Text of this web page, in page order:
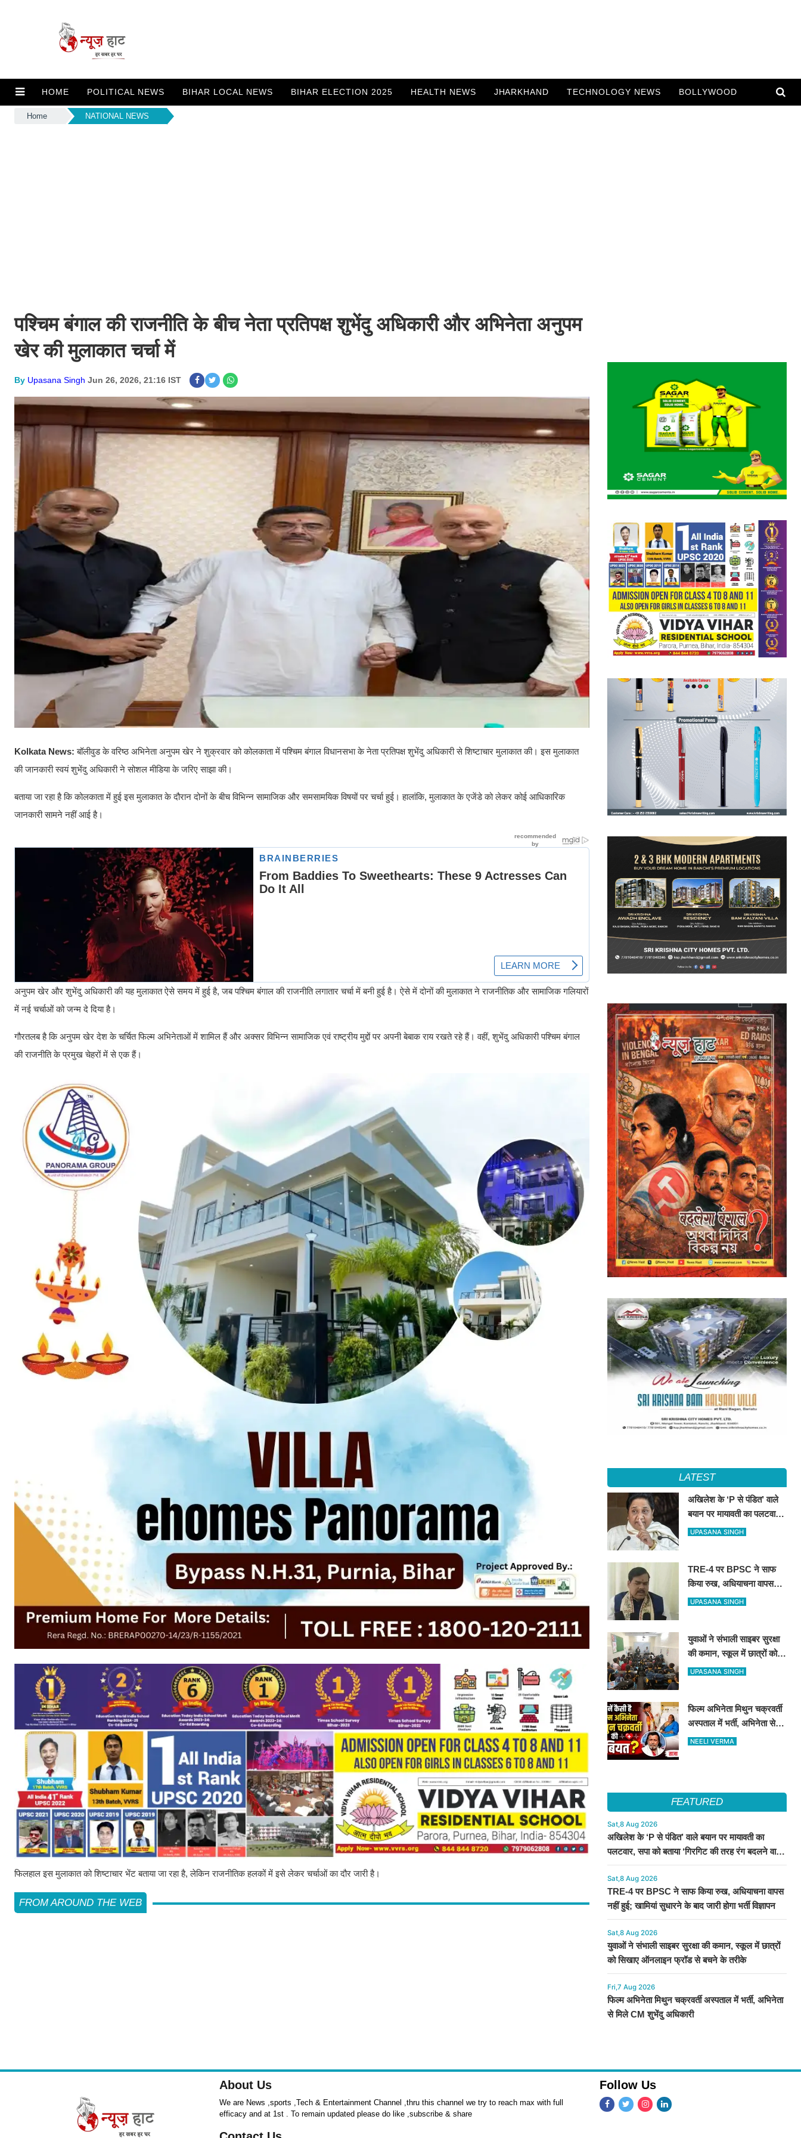
HOME POLITICAL NEWS BIHAR LOCAL NEWS BIHAR ELECTION 2025 HEALTH NEWS JHARKHAND TECHNOLOGY NEWS BOLLYWOOD
Home NATIONAL NEWS
पश्चिम बंगाल की राजनीति के बीच नेता प्रतिपक्ष शुभेंदु अधिकारी और अभिनेता अनुपम
खेर की मुलाकात चर्चा में
By Upasana Singh Jun 26, 2026, 21:16 IST
Kolkata News:बॉलीवुड के वरिष्ठ अभिनेता अनुपम खेर ने शुक्रवार को कोलकाता में पश्चिम बंगाल विधानसभा के नेता प्रतिपक्ष शुभेंदु अधिकारी से शिष्टाचार मुलाकात की। इस मुलाकात
की जानकारी स्वयं शुभेंदु अधिकारी ने सोशल मीडिया के जरिए साझा की।
बताया जा रहा है कि कोलकाता में हुई इस मुलाकात के दौरान दोनों के बीच विभिन्न सामाजिक और समसामयिक विषयों पर चर्चा हुई। हालांकि, मुलाकात के एजेंडे को लेकर कोई आधिकारिक
जानकारी सामने नहीं आई है।
अनुपम खेर और शुभेंदु अधिकारी की यह मुलाकात ऐसे समय में हुई है, जब पश्चिम बंगाल की राजनीति लगातार चर्चा में बनी हुई है। ऐसे में दोनों की मुलाकात ने राजनीतिक और सामाजिक गलियारों
में नई चर्चाओं को जन्म दे दिया है।
गौरतलब है कि अनुपम खेर देश के चर्चित फिल्म अभिनेताओं में शामिल हैं और अक्सर विभिन्न सामाजिक एवं राष्ट्रीय मुद्दों पर अपनी बेबाक राय रखते रहे हैं। वहीं, शुभेंदु अधिकारी पश्चिम बंगाल
की राजनीति के प्रमुख चेहरों में से एक हैं।
फिलहाल इस मुलाकात को शिष्टाचार भेंट बताया जा रहा है, लेकिन राजनीतिक हलकों में इसे लेकर चर्चाओं का दौर जारी है।
FROM AROUND THE WEB
LATEST
अखिलेश के ‘P से पंडित’ वाले
बयान पर मायावती का पलटवार,
सपा को बताया ‘गिरगिट की तरह
UPASANA SINGH
TRE-4 पर BPSC ने साफ
किया रुख, अधियाचना वापस
नहीं हुई; खामियां सुधारने के बाद
UPASANA SINGH
युवाओं ने संभाली साइबर सुरक्षा
की कमान, स्कूल में छात्रों को
सिखाए ऑनलाइन फ्रॉड से
UPASANA SINGH
फिल्म अभिनेता मिथुन चक्रवर्ती
अस्पताल में भर्ती, अभिनेता से
मिले CM शुभेंदु अधिकारी
NEELI VERMA
FEATURED
Sat,8 Aug 2026
अखिलेश के ‘P से पंडित’ वाले बयान पर मायावती का
पलटवार, सपा को बताया ‘गिरगिट की तरह रंग बदलने वाली
पार्टी’
Sat,8 Aug 2026
TRE-4 पर BPSC ने साफ किया रुख, अधियाचना वापस
नहीं हुई; खामियां सुधारने के बाद जारी होगा भर्ती विज्ञापन
Sat,8 Aug 2026
युवाओं ने संभाली साइबर सुरक्षा की कमान, स्कूल में छात्रों
को सिखाए ऑनलाइन फ्रॉड से बचने के तरीके
Fri,7 Aug 2026
फिल्म अभिनेता मिथुन चक्रवर्ती अस्पताल में भर्ती, अभिनेता
से मिले CM शुभेंदु अधिकारी
About Us
We are News ,sports ,Tech & Entertainment Channel ,thru this channel we try to reach max with full
efficacy and at 1st . To remain updated please do like ,subscribe & share
Follow Us